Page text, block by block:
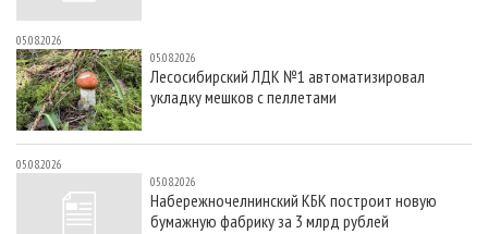
05.08.2026
05.08.2026
Лесосибирский ЛДК №1 автоматизировал
укладку мешков с пеллетами
05.08.2026
05.08.2026
Набережночелнинский КБК построит новую
бумажную фабрику за 3 млрд рублей